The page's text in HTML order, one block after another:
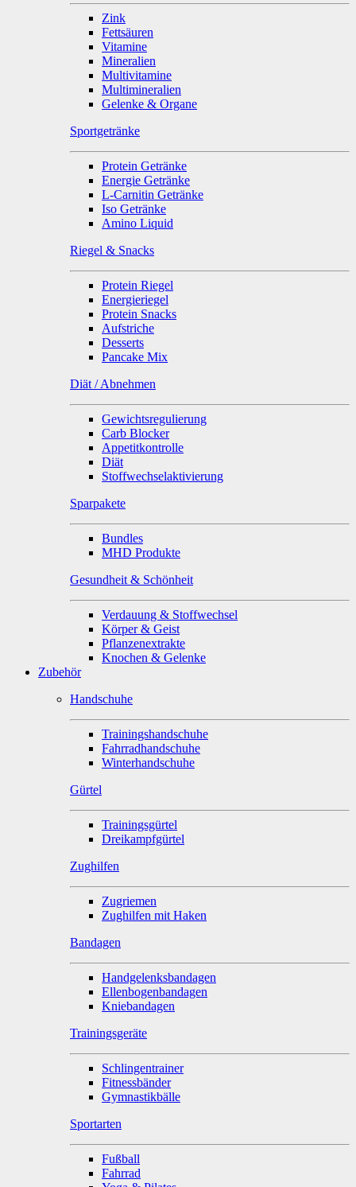
Zink
Fettsäuren
Vitamine
Mineralien
Multivitamine
Multimineralien
Gelenke & Organe
Sportgetränke
Protein Getränke
Energie Getränke
L-Carnitin Getränke
Iso Getränke
Amino Liquid
Riegel & Snacks
Protein Riegel
Energieriegel
Protein Snacks
Aufstriche
Desserts
Pancake Mix
Diät / Abnehmen
Gewichtsregulierung
Carb Blocker
Appetitkontrolle
Diät
Stoffwechselaktivierung
Sparpakete
Bundles
MHD Produkte
Gesundheit & Schönheit
Verdauung & Stoffwechsel
Körper & Geist
Pflanzenextrakte
Knochen & Gelenke
Zubehör
Handschuhe
Trainingshandschuhe
Fahrradhandschuhe
Winterhandschuhe
Gürtel
Trainingsgürtel
Dreikampfgürtel
Zughilfen
Zugriemen
Zughilfen mit Haken
Bandagen
Handgelenksbandagen
Ellenbogenbandagen
Kniebandagen
Trainingsgeräte
Schlingentrainer
Fitnessbänder
Gymnastikbälle
Sportarten
Fußball
Fahrrad